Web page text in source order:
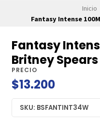
Inicio
Fantasy Intense
Fantasy
Britney Spears
PRECIO
$13.200
SKU: BSFANTINT34W